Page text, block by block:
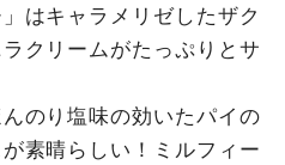
はキャラメリゼしたザク
クリームがたっぷりとサ
のり塩味の効いたパイの
素晴らしい！ミルフィー